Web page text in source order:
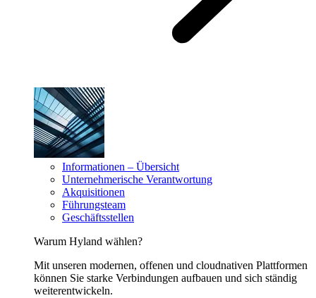
Informationen – Übersicht
Unternehmerische Verantwortung
Akquisitionen
Führungsteam
Geschäftsstellen
Warum Hyland wählen?
Mit unseren modernen, offenen und cloudnativen Plattformen
können Sie starke Verbindungen aufbauen und sich ständig
weiterentwickeln.